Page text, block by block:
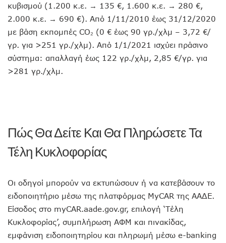
κυβισμού (1.200 κ.ε. → 135 €, 1.600 κ.ε. → 280 €,
2.000 κ.ε. → 690 €). Από 1/11/2010 έως 31/12/2020
με βάση εκπομπές CO₂ (0 € έως 90 γρ./χλμ – 3,72 €/
γρ. για >251 γρ./χλμ). Από 1/1/2021 ισχύει πράσινο
σύστημα: απαλλαγή έως 122 γρ./χλμ, 2,85 €/γρ. για
>281 γρ./χλμ.
Πώς Θα Δείτε Και Θα Πληρώσετε Τα
Τέλη Κυκλοφορίας
Οι οδηγοί μπορούν να εκτυπώσουν ή να κατεβάσουν το
ειδοποιητήριο μέσω της πλατφόρμας MyCAR της ΑΑΔΕ.
Είσοδος στο myCAR.aade.gov.gr, επιλογή ‘Τέλη
Κυκλοφορίας’, συμπλήρωση ΑΦΜ και πινακίδας,
εμφάνιση ειδοποιητηρίου και πληρωμή μέσω e-banking